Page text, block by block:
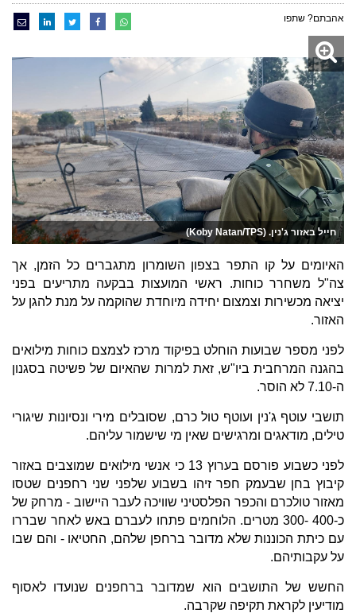
אהבתם? שתפו
חייל באזור ג'נין. (Koby Natan/TPS)
האיומים על קו התפר בצפון השומרון מתגברים כל הזמן, אך
צה"ל משחרר כוחות. ראשי המועצות בבקעה מתריעים בפני
יציאה מכשירות וצמצום יחידה מיוחדת שהוקמה על מנת להגן על
האזור.
לפני מספר שבועות הוחלט בפיקוד מרכז לצמצם כוחות מילואים
בהגנה המרחבית ביו"ש, זאת למרות שהאיום של פשיטה בסגנון
ה-7.10 לא הוסר.
תושבי עוטף ג'נין ועוטף טול כרם, שסובלים מירי ונסיונות שיגורי
טילים, מודאגים ומרגישים שאין מי שישמור עליהם.
לפני כשבוע פורסם בערוץ 13 כי אנשי מילואים שמוצבים באזור
קיבוץ בחן שבעמק חפר זיהו בשבוע שלפני שני רחפנים שטסו
מאזור טולכרם והכפר הפלסטיני שוויכה לעבר היישוב - מרחק של
כ-400 -300 מטרים. הלוחמים פתחו לעברם באש לאחר שבררו
עם כיתת הכוננות שלא מדובר ברחפן שלהם, החטיאו - והם שבו
על עקבותיהם.
החשש של התושבים הוא שמדובר ברחפנים שנועדו לאסוף
מודיעין לקראת תקיפה שקרבה.